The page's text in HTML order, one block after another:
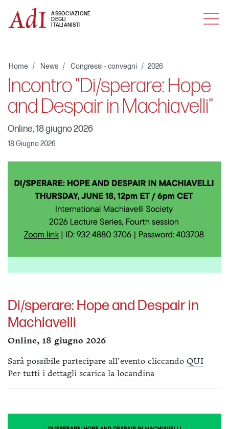
ASSOCIAZIONE
DEGLI
ITALIANISTI
MENU
Home News Congressi - convegni 2026
Incontro "Di/sperare: Hope
and Despair in Machiavelli"
Online, 18 giugno 2026
18 Giugno 2026
Di/sperare: Hope and Despair in
Machiavelli
Online, 18 giugno 2026
Sarà possibile partecipare all'evento cliccando QUI
Per tutti i dettagli scarica la locandina